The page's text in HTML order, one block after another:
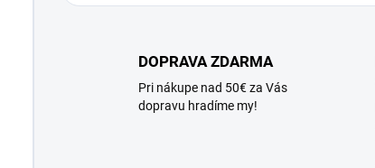
DOPRAVA ZDARMA
Pri nákupe nad 50€ za Vás
dopravu hradíme my!